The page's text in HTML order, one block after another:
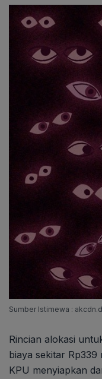
Sumber Istimewa :
Rincian alokasi
biaya sekitar
KPU menyiapkan